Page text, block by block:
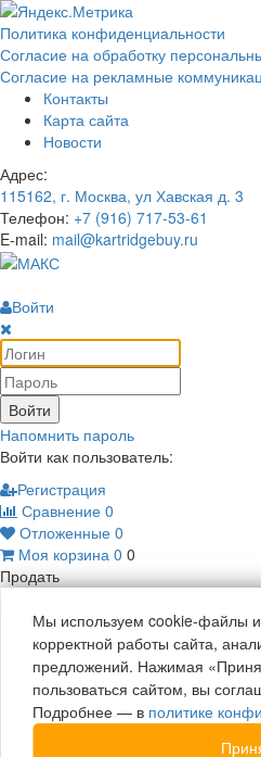
Политика конфиденциальности
Согласие на обработку
Согласие на рекламные
Контакты
Карта сайта
Новости
Адрес:
115162, г. Москва, ул Хавская д. 3
Телефон: +7 (916) 717-53-61
E-mail: mail@kartridgebuy.ru
Войти
Войти
Напомнить пароль
Войти как пользователь:
Регистрация
Сравнение 0
Отложенные 0
Моя корзина 0 0
Продать
Мы используем cookie-файлы
корректной работы сайта,
предложений. Нажимая
пользоваться сайтом, вы
Подробнее — в политике